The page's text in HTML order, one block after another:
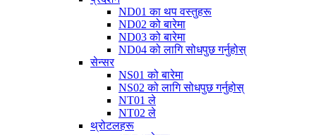
ND01 का थप वस्तुहरू
ND02 को बारेमा
ND03 को बारेमा
ND04 को लागि सोधपुछ गर्नुहोस्
सेन्सर
NS01 को बारेमा
NS02 को लागि सोधपुछ गर्नुहोस्
NT01 ले
NT02 ले
थ्रोटलहरू